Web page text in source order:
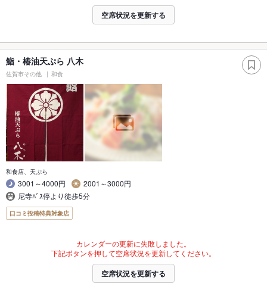
空席状況を更新する
鮨・椿油天ぷら 八木
佐賀市その他 和食
和食店、天ぷら
3001～4000円
2001～3000円
尼寺ﾊﾞｽ停より徒歩5分
口コミ投稿特典対象店
カレンダーの更新に失敗しました。
下記ボタンを押して空席状況を更新してください。
空席状況を更新する